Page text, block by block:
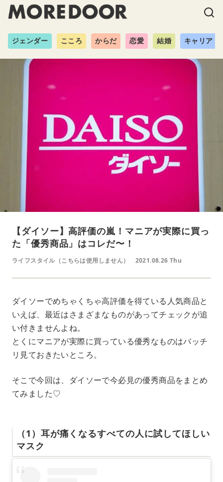
ジェンダー こころ からだ 恋愛 結婚 キャリア
【ダイソー】高評価の嵐！マニアが実際に買っ
た「優秀商品」はコレだ〜！
ライフスタイル（こちらは使用しません） 2021.08.26 Thu
ダイソーでめちゃくちゃ高評価を得ている人気商品と
いえば、最近はさまざまなものがあってチェックが追
い付きませんよね。
とくにマニアが実際に買っている優秀なものはバッチ
リ見ておきたいところ。
そこで今回は、ダイソーで今必見の優秀商品をまとめ
てみました♡
（1）耳が痛くなるすべての人に試してほしい
マスク